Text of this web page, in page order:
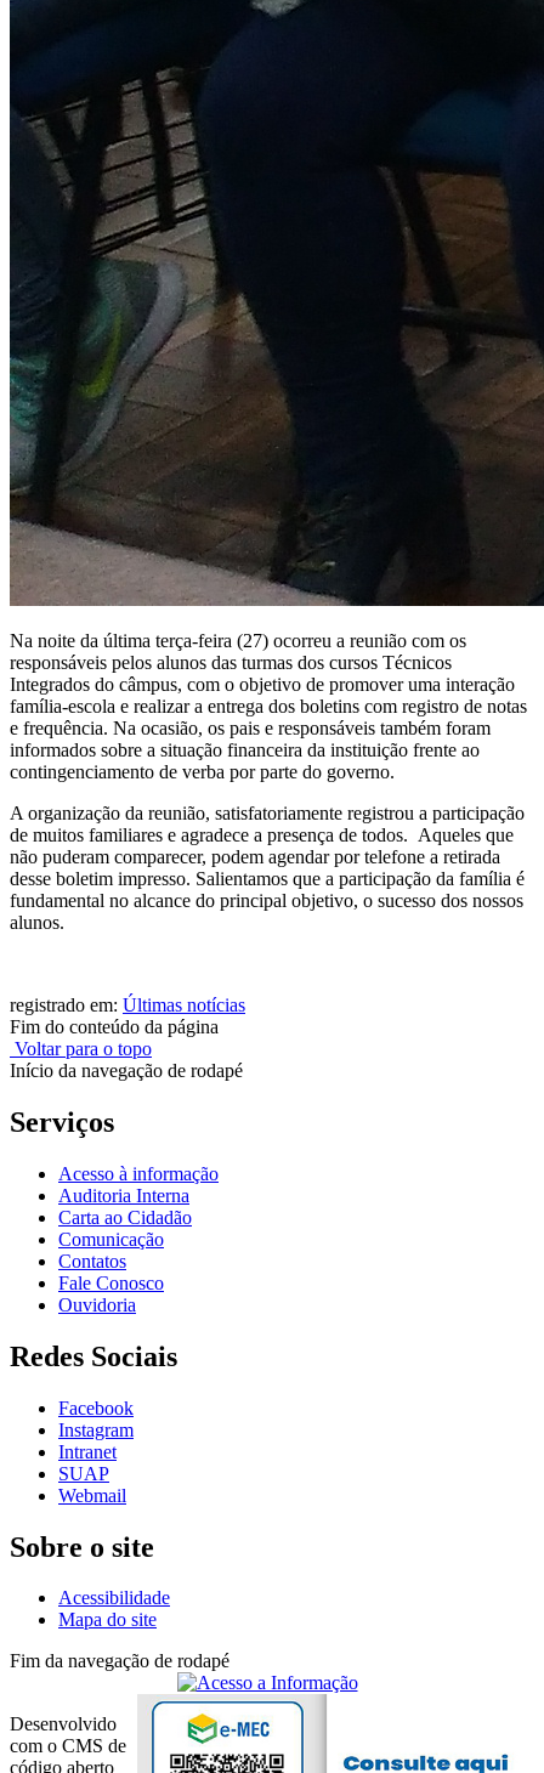
Na noite da última terça-feira (27) ocorreu a reunião com os
responsáveis pelos alunos das turmas dos cursos Técnicos
Integrados do câmpus, com o objetivo de promover uma interação
família-escola e realizar a entrega dos boletins com registro de notas
e frequência. Na ocasião, os pais e responsáveis também foram
informados sobre a situação financeira da instituição frente ao
contingenciamento de verba por parte do governo.
A organização da reunião, satisfatoriamente registrou a participação
de muitos familiares e agradece a presença de todos. Aqueles que
não puderam comparecer, podem agendar por telefone a retirada
desse boletim impresso. Salientamos que a participação da família é
fundamental no alcance do principal objetivo, o sucesso dos nossos
alunos.
registrado em: Últimas notícias
Fim do conteúdo da página
Voltar para o topo
Início da navegação de rodapé
Serviços
Acesso à informação
Auditoria Interna
Carta ao Cidadão
Comunicação
Contatos
Fale Conosco
Ouvidoria
Redes Sociais
Facebook
Instagram
Intranet
SUAP
Webmail
Sobre o site
Acessibilidade
Mapa do site
Fim da navegação de rodapé
Desenvolvido
com o CMS de
código aberto